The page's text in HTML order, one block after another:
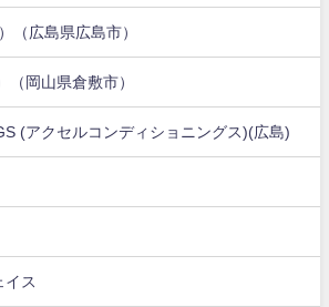
（広島県広島市）
（岡山県倉敷市）
(アクセルコンディショニングス)(広島)
イス